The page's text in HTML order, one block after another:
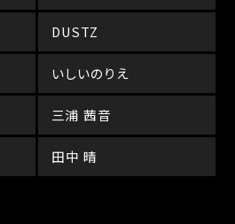
DUSTZ
いしいのりえ
三浦 茜音
田中 晴